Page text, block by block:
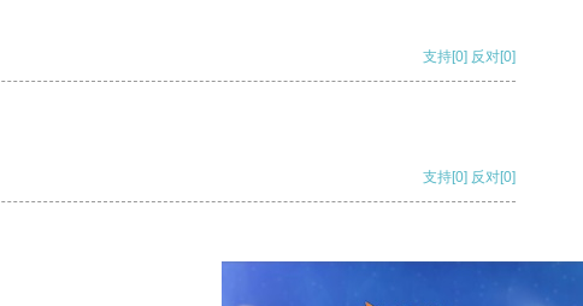
支持[0] 反对[0]
支持[0] 反对[0]